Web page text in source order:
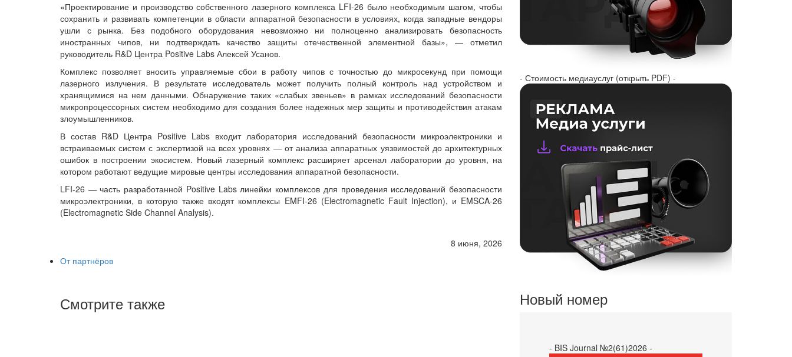
«Проектирование и производство собственного лазерного комплекса LFI-26 было необходимым шагом, чтобы
сохранить и развивать компетенции в области аппаратной безопасности в условиях, когда западные вендоры
ушли с рынка. Без подобного оборудования невозможно ни полноценно анализировать безопасность
иностранных чипов, ни подтверждать качество защиты отечественной элементной базы», — отметил
руководитель R&D Центра Positive Labs Алексей Усанов.
Комплекс позволяет вносить управляемые сбои в работу чипов с точностью до микросекунд при помощи
лазерного излучения. В результате исследователь может получить полный контроль над устройством и
хранящимися на нем данными. Обнаружение таких «слабых звеньев» в рамках исследований безопасности
микропроцессорных систем необходимо для создания более надежных мер защиты и противодействия атакам
злоумышленников.
В состав R&D Центра Positive Labs входит лаборатория исследований безопасности микроэлектроники и
встраиваемых систем с экспертизой на всех уровнях — от анализа аппаратных уязвимостей до архитектурных
ошибок в построении экосистем. Новый лазерный комплекс расширяет арсенал лаборатории до уровня, на
котором работают ведущие мировые центры исследования аппаратной безопасности.
LFI-26 — часть разработанной Positive Labs линейки комплексов для проведения исследований безопасности
микроэлектроники, в которую также входят комплексы EMFI-26 (Electromagnetic Fault Injection), и EMSCA-26
(Electromagnetic Side Channel Analysis).
8 июня, 2026
От партнёров
Смотрите также
- Стоимость медиауслуг (открыть PDF) -
Новый номер
- BIS Journal №2(61)2026 -